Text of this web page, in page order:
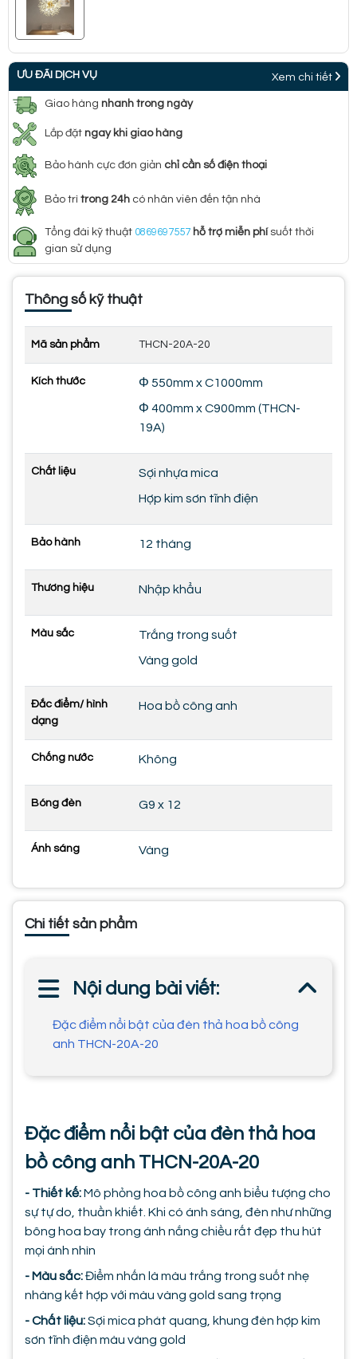
ƯU ĐÃI DỊCH VỤ Xem chi tiết
Giao hàng nhanh trong ngày
Lắp đặt ngay khi giao hàng
Bảo hành cực đơn giản chỉ cần số điện thoại
Bảo trì trong 24h có nhân viên đến tận nhà
Tổng đài kỹ thuật 0869697557 hỗ trợ miễn phísuốt thời
gian sử dụng
Thông số kỹ thuật
Mã sản phẩm THCN-20A-20
Kích thước
Φ 550mm x C1000mm
Φ 400mm x C900mm (THCN-
19A)
Chất liệu
Sợi nhựa mica
Hợp kim sơn tĩnh điện
Bảo hành 12 tháng
Thương hiệu Nhập khẩu
Màu sắc
Trắng trong suốt
Vàng gold
Đắc điểm/ hình
dạng
Hoa bồ công anh
Chống nước Không
Bóng đèn G9 x 12
Ánh sáng Vàng
Chi tiết sản phẩm
Nội dung bài viết:
Đặc điểm nổi bật của đèn thả hoa bồ công
anh THCN-20A-20
Đặc điểm nổi bật của đèn thả hoa
bồ công anh THCN-20A-20
- Thiết kế:Mô phỏng hoa bồ công anh biểu tượng cho
sự tự do, thuần khiết. Khi có ánh sáng, đèn như những
bông hoa bay trong ánh nắng chiều rất đẹp thu hút
mọi ánh nhìn
- Màu sắc:Điểm nhấn là màu trắng trong suốt nhẹ
nhàng kết hợp với màu vàng gold sang trọng
- Chất liệu:Sợi mica phát quang, khung đèn hợp kim
sơn tĩnh điện màu vàng gold